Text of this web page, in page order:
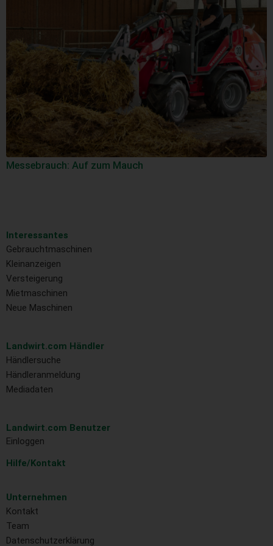
Messebrauch: Auf zum Mauch
Interessantes
Gebrauchtmaschinen
Kleinanzeigen
Versteigerung
Mietmaschinen
Neue Maschinen
Landwirt.com Händler
Händlersuche
Händleranmeldung
Mediadaten
Landwirt.com Benutzer
Einloggen
Hilfe/Kontakt
Unternehmen
Kontakt
Team
Datenschutzerklärung